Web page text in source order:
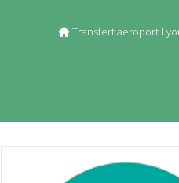
Transfert aéroport